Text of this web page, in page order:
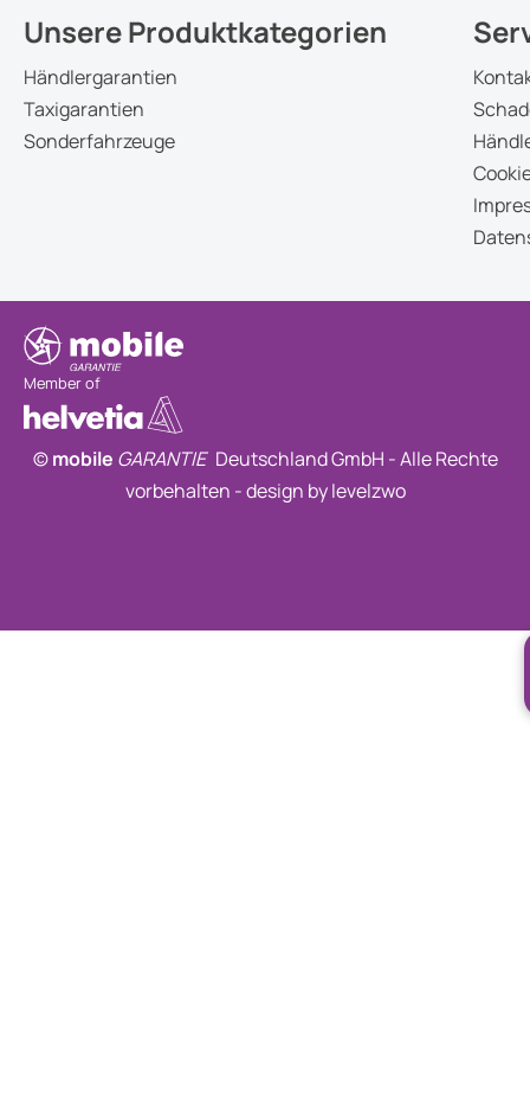
Unsere Produktkategorien
Händlergarantien
Taxigarantien
Sonderfahrzeuge
Member of
©mobile GARANTIEDeutschland GmbH - Alle Rechte
vorbehalten -design by levelzwo